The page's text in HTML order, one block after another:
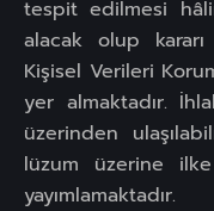
tespit edilmesi
alacak olup kararı
Kişisel Verileri
yer almaktadır.
üzerinden
lüzum üzerine ilke
yayımlamaktadır.